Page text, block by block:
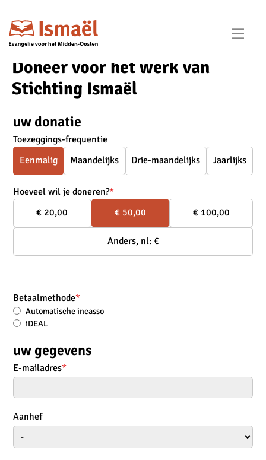
Doneer voor het werk van
Stichting Ismaël
uw donatie
Toezeggings-frequentie
Eenmalig
Maandelijks Drie-maandelijks Jaarlijks
Hoeveel wil je doneren?*
€ 20,00
€ 50,00 € 100,00
Anders, nl: €
Betaalmethode*
Automatische incasso
iDEAL
uw gegevens
E-mailadres*
Aanhef